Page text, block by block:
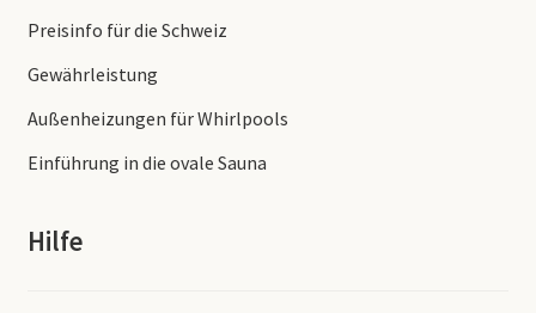
Preisinfo für die Schweiz
Gewährleistung
Außenheizungen für Whirlpools
Einführung in die ovale Sauna
Hilfe